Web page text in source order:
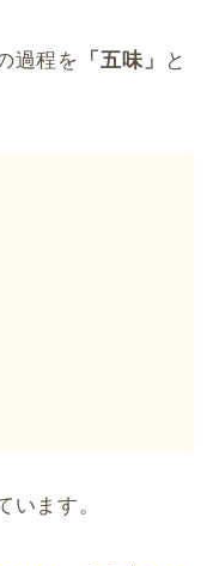
過程を 「五味」
と
います。